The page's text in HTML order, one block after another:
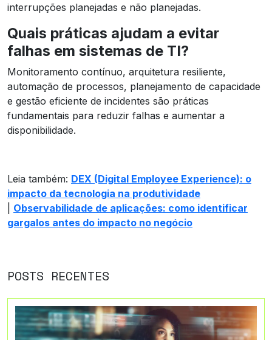
interrupções planejadas e não planejadas.
Quais práticas ajudam a evitar
falhas em sistemas de TI?
Monitoramento contínuo, arquitetura resiliente,
automação de processos, planejamento de capacidade
e gestão eficiente de incidentes são práticas
fundamentais para reduzir falhas e aumentar a
disponibilidade.
Leia também: DEX (Digital Employee Experience): o
impacto da tecnologia na produtividade
Observabilidade de aplicações: como identificar
gargalos antes do impacto no negócio
POSTS RECENTES